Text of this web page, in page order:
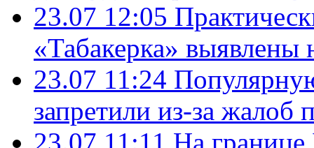
23.07 12:05
«Табакерка»
23.07 11:24
запретили из-за жалоб
23.07 11:11 На границе